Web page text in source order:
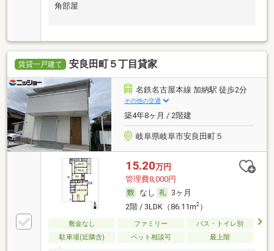
角部屋
賃貸一戸建て 安良田町５丁目貸家
名鉄名古屋本線 加納駅 徒歩2分
その他の交通
築4年8ヶ月 / 2階建
岐阜県岐阜市安良田町５
15.20万円
管理費8,000円
なし
3ヶ月
2階 / 3LDK（86.11m2）
敷金なし ファミリー
バス・トイレ別
駐車場(近隣含)
ペット相談可 最上階